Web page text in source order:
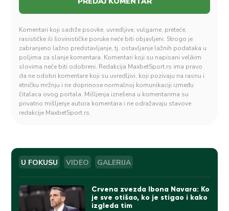
Komentari koji sadrže psovke, uvredljive, vulgarne, preteće,
rasističke ili šovinističke poruke neće biti objavljeni. Strogo je
zabranjeno lažno predstavljanje, tj. ostavljanje lažnih podataka u
poljima za slanje komentara. Komentari koji su napisani velikim
slovima neće biti odobreni. Redakcija MaxbetSport.rs ima pravo
da ne odobri komentare koji su uvredljivi, koji pozivaju na rasnu i
etničku mržnju i ne doprinose normalnoj komunikaciji između
čitalaca ovog portala. Mišljenja iznešena u komentarima su
privatno mišljenje autora komentara i ne odražavaju stavove
redakcije MaxbetSport.rs.
U FOKUSU VIDEO GALERIJA
Crvena zvezda Ibona Navara: Ko
je sve otišao, ko je stigao i kako
izgleda tim